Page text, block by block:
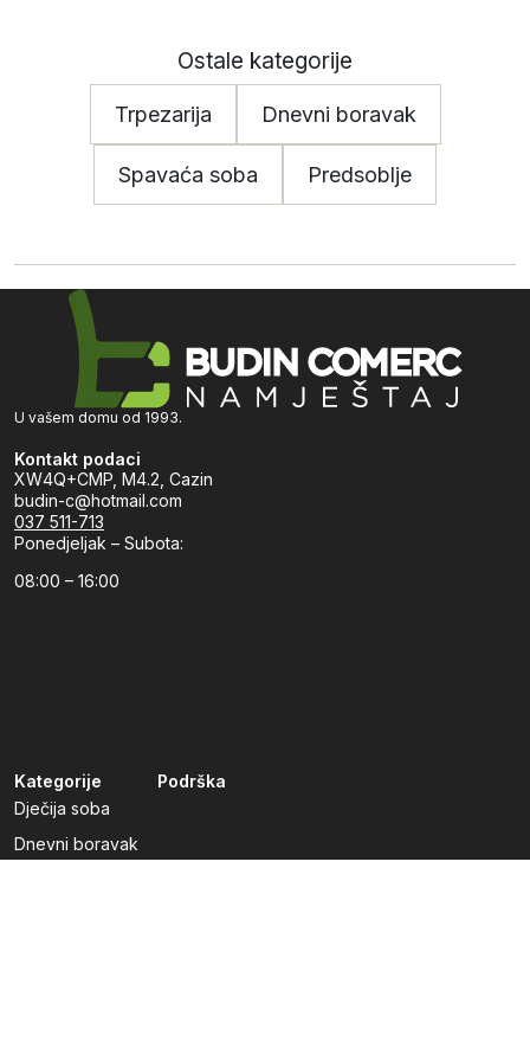
Ostale kategorije
Trpezarija Dnevni boravak
Spavaća soba Predsoblje
U vašem domu od 1993.
Kontakt podaci
XW4Q+CMP, M4.2, Cazin
budin-c@hotmail.com
037 511-713
Ponedjeljak – Subota:
08:00 – 16:00
Kategorije
Dječija soba
Dnevni boravak
Podrška